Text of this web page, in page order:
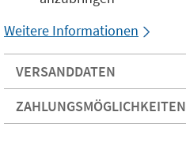
Weitere Informationen
VERSANDDATEN
ZAHLUNGSMÖGLICHKEITEN